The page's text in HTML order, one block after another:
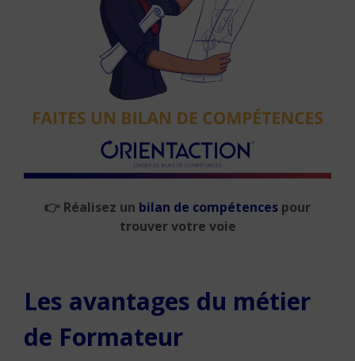
👉 Réalisez un bilan de compétences pour
trouver votre voie
Les avantages du métier
de Formateur